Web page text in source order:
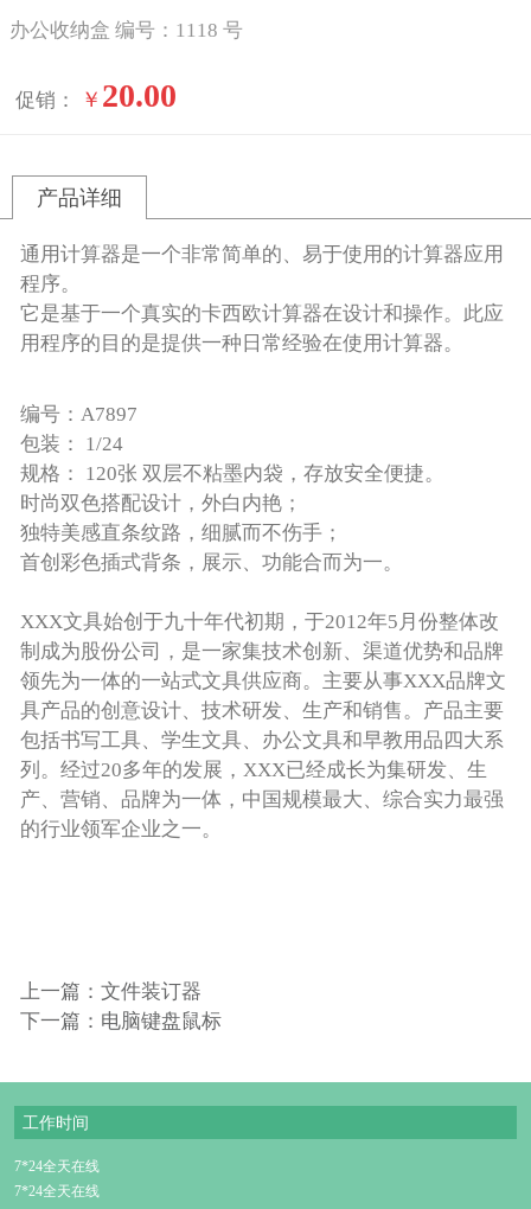
办公收纳盒 编号：1118 号
促销： ￥ 20.00
产品详细
通用计算器是一个非常简单的、易于使用的计算器应用
程序。
它是基于一个真实的卡西欧计算器在设计和操作。此应
用程序的目的是提供一种日常经验在使用计算器。
编号：A7897
包装： 1/24
规格： 120张 双层不粘墨内袋，存放安全便捷。
时尚双色搭配设计，外白内艳；
独特美感直条纹路，细腻而不伤手；
首创彩色插式背条，展示、功能合而为一。
XXX文具始创于九十年代初期，于2012年5月份整体改
制成为股份公司，是一家集技术创新、渠道优势和品牌
领先为一体的一站式文具供应商。主要从事XXX品牌文
具产品的创意设计、技术研发、生产和销售。产品主要
包括书写工具、学生文具、办公文具和早教用品四大系
列。经过20多年的发展，XXX已经成长为集研发、生
产、营销、品牌为一体，中国规模最大、综合实力最强
的行业领军企业之一。
上一篇：文件装订器
下一篇：电脑键盘鼠标
工作时间
7*24全天在线
7*24全天在线